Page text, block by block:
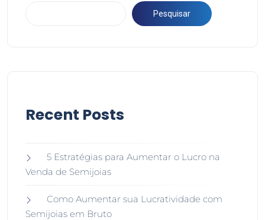
Pesquisar
Recent Posts
5 Estratégias para Aumentar o Lucro na
Venda de Semijoias
Como Aumentar sua Lucratividade com
Semijoias em Bruto